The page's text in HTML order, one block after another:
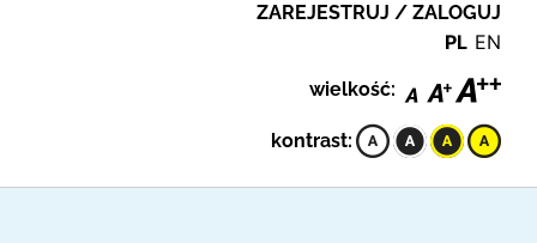
ZAREJESTRUJ / ZALOGUJ
PL EN
wielkość:
kontrast: